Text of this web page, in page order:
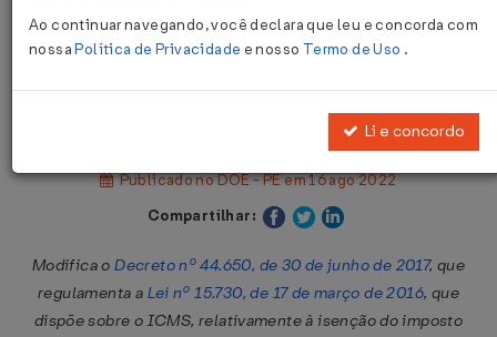
Decreto Nº 53354 DE 15/08/2022
Publicado no DOE - PE em 16 ago 2022
Compartilhar:
Modifica oDecreto nº 44.650, de 30 de junho de 2017, que
regulamenta a Lei nº 15.730, de 17 de março de 2016, que
dispõe sobre o ICMS, relativamente à isenção do imposto
Ao continuar navegando, você declara que leu e concorda com
nossaPolítica de Privacidade e nosso Termo de Uso .
Li e concordo